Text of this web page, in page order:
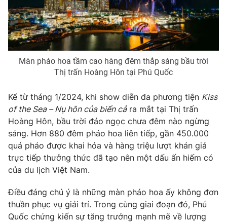
Màn pháo hoa tầm cao hàng đêm thắp sáng bầu trời
Thị trấn Hoàng Hôn tại Phú Quốc
Kể từ tháng 1/2024, khi show diễn đa phương tiện Kiss
of the Sea – Nụ hôn của biển cảra mắt tại Thị trấn
Hoàng Hôn, bầu trời đảo ngọc chưa đêm nào ngừng
sáng. Hơn 880 đêm pháo hoa liên tiếp, gần 450.000
quả pháo được khai hỏa và hàng triệu lượt khán giả
trực tiếp thưởng thức đã tạo nên một dấu ấn hiếm có
của du lịch Việt Nam.
Điều đáng chú ý là những màn pháo hoa ấy không đơn
thuần phục vụ giải trí. Trong cùng giai đoạn đó, Phú
Quốc chứng kiến sự tăng trưởng mạnh mẽ về lượng